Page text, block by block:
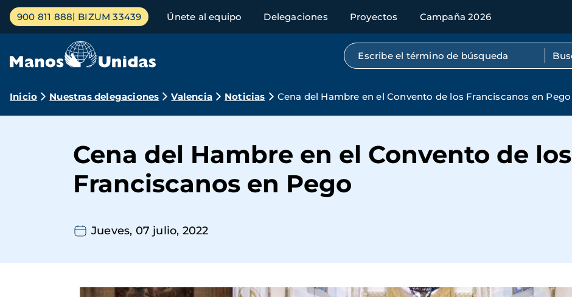
Pasar
contenido
Menú
principal
900 811 888 BIZUM 33439 Únete al equipo Delegaciones Proyectos Campaña 2026
Búsqueda por texto completo
Ruta
navegación
Inicio Nuestras delegaciones Valencia Noticias Cena del Hambre en el Convento de los Franciscanos en Pego
Cena del Hambre en el Convento de los
Franciscanos en Pego
Jueves, 07 julio, 2022